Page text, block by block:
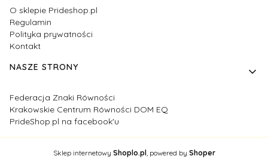
O sklepie Prideshop.pl
Regulamin
Polityka prywatności
Kontakt
NASZE STRONY
Federacja Znaki Równości
Krakowskie Centrum Równości DOM EQ
PrideShop.pl na facebook'u
Sklep internetowy Shoplo.pl, powered by Shoper